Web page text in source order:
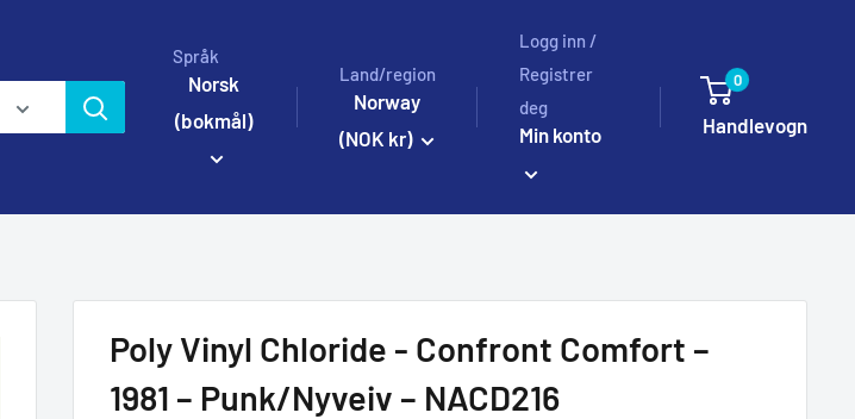
Språk
Norsk
(bokmål)
Land/region
Norway
(NOK kr)
Logg inn /
Registrer
deg
Min konto
0
Handlevogn
Poly Vinyl Chloride - Confront Comfort –
1981 – Punk/Nyveiv – NACD216